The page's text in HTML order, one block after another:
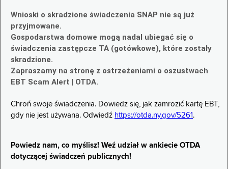
Wnioski o skradzione świadczenia SNAP nie są już
przyjmowane.
Gospodarstwa domowe mogą nadal ubiegać się o
świadczenia zastępcze TA (gotówkowe), które zostały
skradzione.
Zapraszamy na stronę z ostrzeżeniami o oszustwach
EBT Scam Alert | OTDA.
Chroń swoje świadczenia. Dowiedz się, jak zamrozić kartę EBT,
gdy nie jest używana. Odwiedź https://otda.ny.gov/5261 .
Powiedz nam, co myślisz! Weź udział w ankiecie OTDA
dotyczącej świadczeń publicznych!